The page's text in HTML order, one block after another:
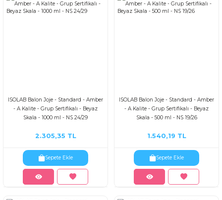
ISOLAB Balon Joje - Standard - Amber
- A Kalite - Grup Sertifikalı - Beyaz
Skala - 1000 ml - NS 24/29
2.305,35 TL
Sepete Ekle
ISOLAB Balon Joje - Standard - Amber
- A Kalite - Grup Sertifikalı - Beyaz
Skala - 500 ml - NS 19/26
1.540,19 TL
Sepete Ekle